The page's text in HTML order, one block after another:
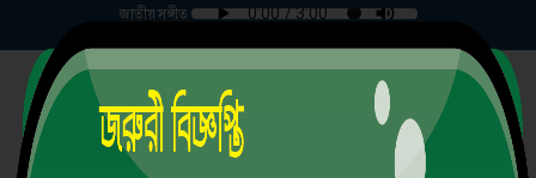
জাতীয় সঙ্গীত